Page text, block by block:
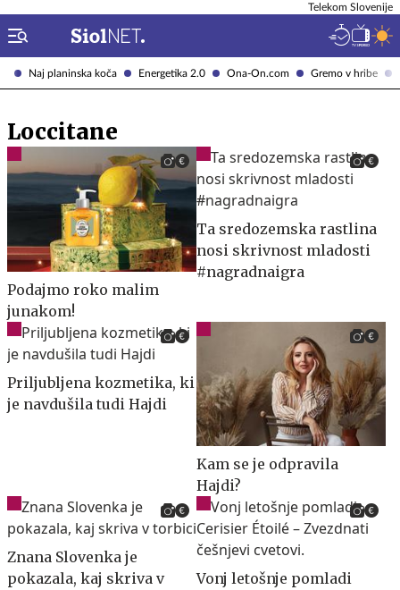
Naj planinska koča Energetika 2.0 Ona-On.com Gremo v hribe
Telekom Slovenije
Loccitane
Podajmo roko malim
junakom!
Ta sredozemska rastlina
nosi skrivnost mladosti
#nagradnaigra
Priljubljena kozmetika, ki
je navdušila tudi Hajdi
Kam se je odpravila
Hajdi?
Znana Slovenka je
pokazala, kaj skriva v
Vonj letošnje pomladi